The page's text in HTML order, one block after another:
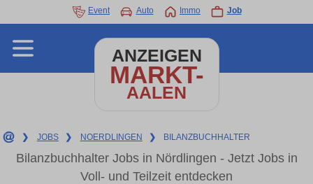
Event Auto Immo Job
ANZEIGEN
MARKT-
AALEN
❯ JOBS ❯ NOERDLINGEN ❯ BILANZBUCHHALTER
Bilanzbuchhalter Jobs in Nördlingen - Jetzt Jobs in
Voll- und Teilzeit entdecken